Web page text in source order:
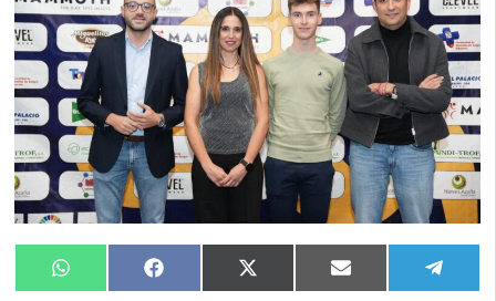
Compartir
WhatsAppCompartir
FacebookCompartir
X
Compartir
Email